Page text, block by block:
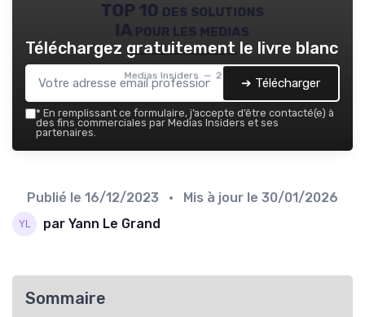
TOP 10 des solutions
IA pour les medias
Medias Insiders — 2026
Téléchargez gratuitement le livre blanc
➔ Télécharger
* En remplissant ce formulaire, j’accepte d’être contacté(e) à
des fins commerciales par Medias Insiders et ses
partenaires.
Publié le 16/12/2023 • Mis à jour le 30/01/2026
par Yann Le Grand
Sommaire